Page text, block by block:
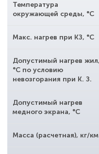
Температура
окружающей среды, °С
Макс. нагрев при КЗ, °С
Допустимый нагрев жил,
°С по условию
невозгорания при К. З.
Допустимый нагрев
медного экрана, °С
Масса (расчетная), кг/км